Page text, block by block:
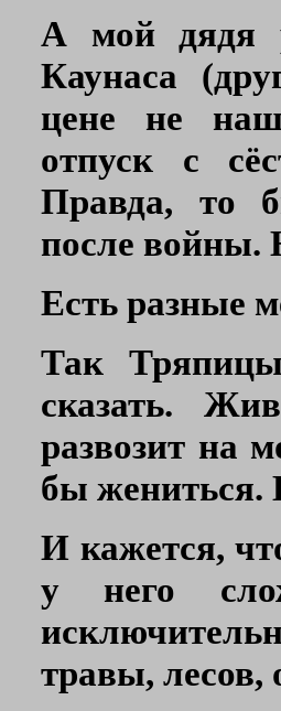
А мой дядя
Каунаса
цене не
отпуск с
Правда, то
после войны.
Есть разные
Так
сказать.
развозит на
бы жениться.
И кажется,
у него
травы, лесов,